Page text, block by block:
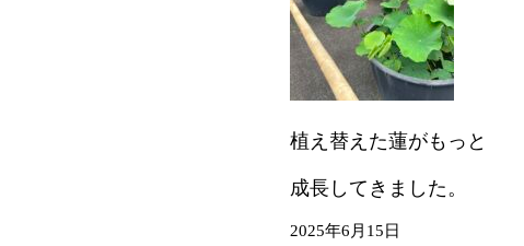
植え替えた蓮がもっと
成長してきました。
2025年6月15日